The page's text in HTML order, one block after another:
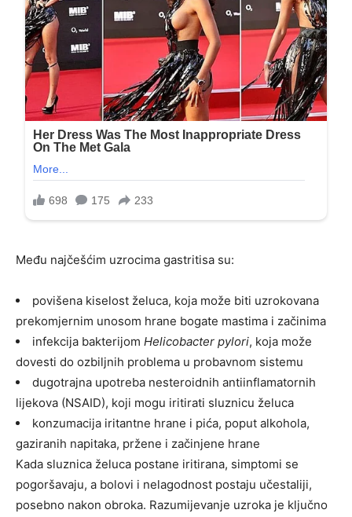
Među najčešćim uzrocima gastritisa su:
povišena kiselost želuca, koja može biti uzrokovana
prekomjernim unosom hrane bogate mastima i začinima
infekcija bakterijom Helicobacter pylori, koja može
dovesti do ozbiljnih problema u probavnom sistemu
dugotrajna upotreba nesteroidnih antiinflamatornih
lijekova (NSAID), koji mogu iritirati sluznicu želuca
konzumacija iritantne hrane i pića, poput alkohola,
gaziranih napitaka, pržene i začinjene hrane
Kada sluznica želuca postane iritirana, simptomi se
pogoršavaju, a bolovi i nelagodnost postaju učestaliji,
posebno nakon obroka. Razumijevanje uzroka je ključno